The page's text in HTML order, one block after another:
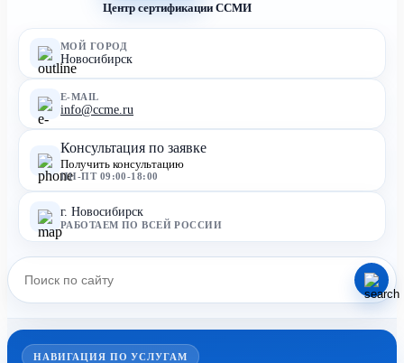
Центр сертификации ССМИ
МОЙ ГОРОД
Новосибирск
E-MAIL
info@ccme.ru
Консультация по заявке
Получить консультацию
ПН-ПТ 09:00-18:00
г. Новосибирск
РАБОТАЕМ ПО ВСЕЙ РОССИИ
НАВИГАЦИЯ ПО УСЛУГАМ